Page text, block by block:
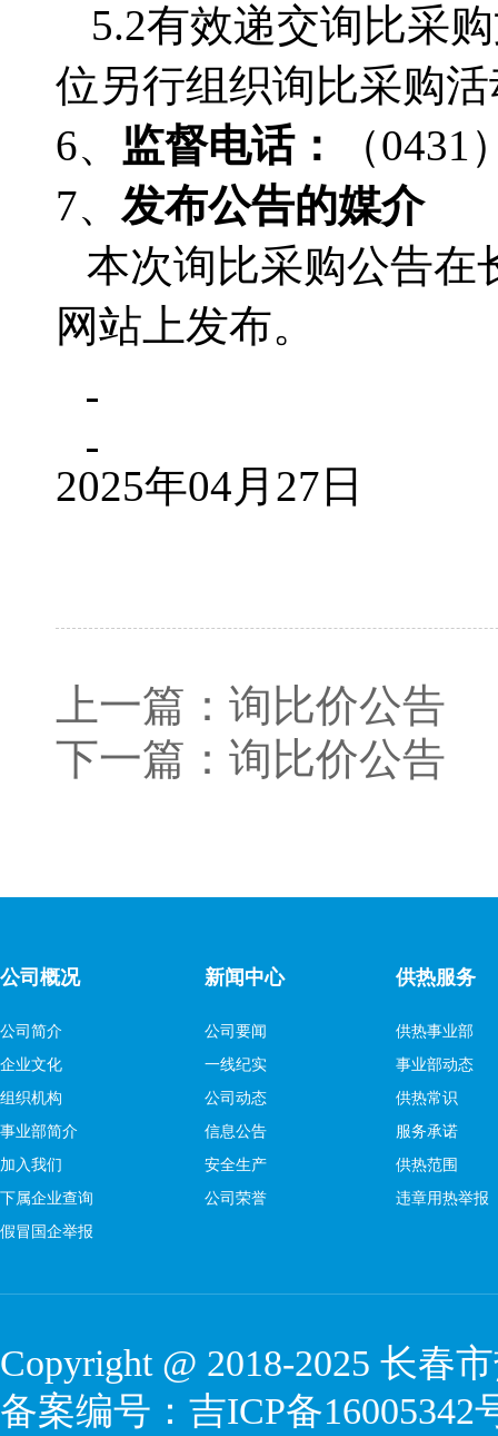
5.2有效递交询比采
位另行组织询比采购
6、 监督电话： （0431
7、 发布公告的媒介
本次询比采购公告在
网站上发布。
2025年04月27日
上一篇： 询比价公告
下一篇： 询比价公告
公司概况
公司简介
企业文化
组织机构
事业部简介
加入我们
下属企业查询
假冒国企举报
新闻中心
公司要闻
一线纪实
公司动态
信息公告
安全生产
公司荣誉
供热服务
供热事业部
事业部动态
供热常识
服务承诺
供热范围
违章用热举报
Copyright @ 2018-2025 长春
备案编号： 吉ICP备16005342